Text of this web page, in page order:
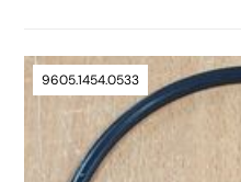
9605.1454.0533